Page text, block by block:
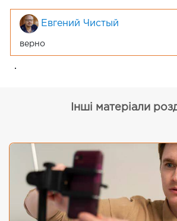
Евгений Чистый
верно
.
Інші матеріали